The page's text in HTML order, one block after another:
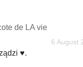
de LA vie
6 August
♥.